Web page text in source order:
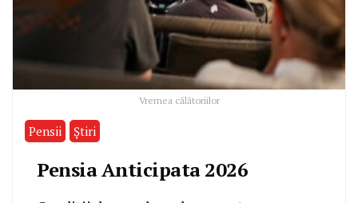
Vremea călătoriilor
Pensii Știri
Pensia Anticipata 2026